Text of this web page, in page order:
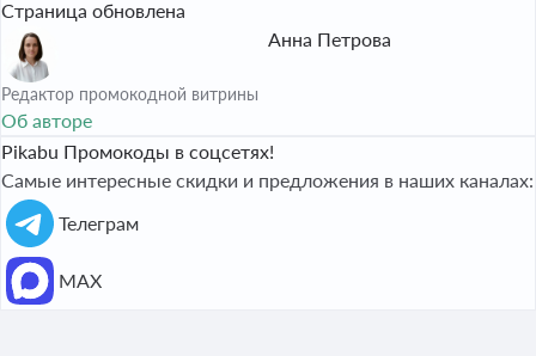
Страница обновлена
Анна Петрова
Редактор промокодной витрины
Об авторе
Pikabu Промокоды в соцсетях!
Самые интересные скидки и предложения в наших каналах:
Телеграм
МАХ